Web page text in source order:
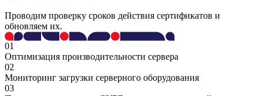
Проводим проверку сроков действия сертификатов и
обновляем их.
01
Оптимизация производительности сервера
02
Мониторинг загрузки серверного оборудования
03